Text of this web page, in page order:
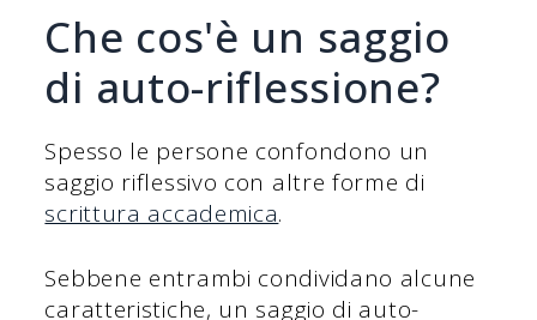
Che cos'è un saggio
di auto-riflessione?
Spesso le persone confondono un
saggio riflessivo con altre forme di
scrittura accademica.
Sebbene entrambi condividano alcune
caratteristiche, un saggio di auto-